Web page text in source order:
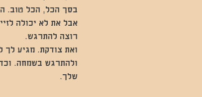
אבל את לא יכולה
ואת צודקת. מגיע לך
ולהתרגש בשמחה.
שלך.